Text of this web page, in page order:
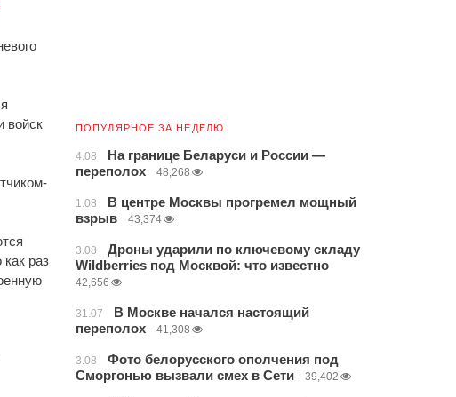
войск
раз
ПОПУЛЯРНОЕ ЗА НЕДЕЛЮ
4.08
На границе Беларуси и России —
переполох
48,268
1.08
В центре Москвы прогремел мощный
взрыв
43,374
3.08
Дроны ударили по ключевому складу
Wildberries под Москвой: что известно
42,656
31.07
В Москве начался настоящий
переполох
41,308
3.08
Фото белорусского ополчения под
Сморгонью вызвали смех в Сети
39,402